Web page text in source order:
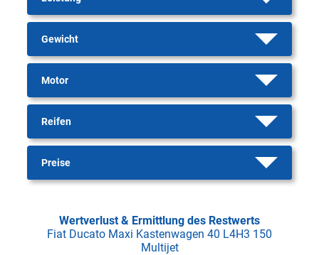
Gewicht
Motor
Reifen
Preise
Wertverlust & Ermittlung des Restwerts
Fiat Ducato Maxi Kastenwagen 40 L4H3 150
Multijet